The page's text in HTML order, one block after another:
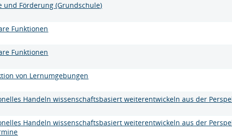
und Förderung (Grundschule)
Funktionen
Funktionen
von Lernumgebungen
Handeln wissenschaftsbasiert weiterentwickeln aus der
Handeln wissenschaftsbasiert weiterentwickeln aus der